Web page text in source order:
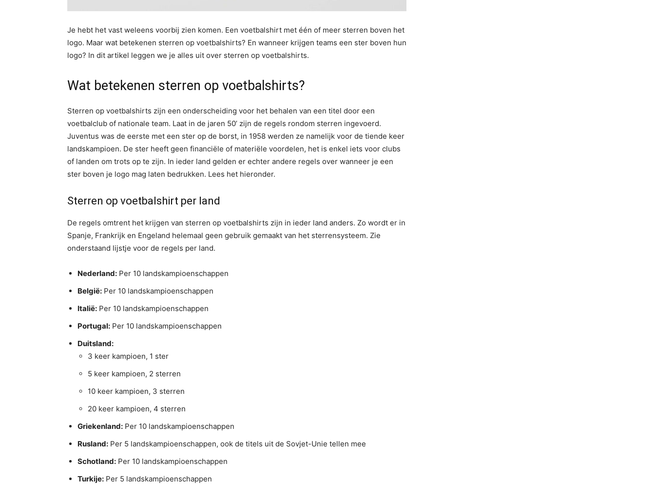
Je hebt het vast weleens voorbij zien komen. Een voetbalshirt met één of meer sterren boven het
logo. Maar wat betekenen sterren op voetbalshirts? En wanneer krijgen teams een ster boven hun
logo? In dit artikel leggen we je alles uit over sterren op voetbalshirts.
Wat betekenen sterren op voetbalshirts?
Sterren op voetbalshirts zijn een onderscheiding voor het behalen van een titel door een
voetbalclub of nationale team. Laat in de jaren 50’ zijn de regels rondom sterren ingevoerd.
Juventus was de eerste met een ster op de borst, in 1958 werden ze namelijk voor de tiende keer
landskampioen. De ster heeft geen financiële of materiële voordelen, het is enkel iets voor clubs
of landen om trots op te zijn. In ieder land gelden er echter andere regels over wanneer je een
ster boven je logo mag laten bedrukken. Lees het hieronder.
Sterren op voetbalshirt per land
De regels omtrent het krijgen van sterren op voetbalshirts zijn in ieder land anders. Zo wordt er in
Spanje, Frankrijk en Engeland helemaal geen gebruik gemaakt van het sterrensysteem. Zie
onderstaand lijstje voor de regels per land.
Nederland: Per 10 landskampioenschappen
België: Per 10 landskampioenschappen
Italië: Per 10 landskampioenschappen
Portugal: Per 10 landskampioenschappen
Duitsland:
3 keer kampioen, 1 ster
5 keer kampioen, 2 sterren
10 keer kampioen, 3 sterren
20 keer kampioen, 4 sterren
Griekenland: Per 10 landskampioenschappen
Rusland: Per 5 landskampioenschappen, ook de titels uit de Sovjet-Unie tellen mee
Schotland: Per 10 landskampioenschappen
Turkije: Per 5 landskampioenschappen